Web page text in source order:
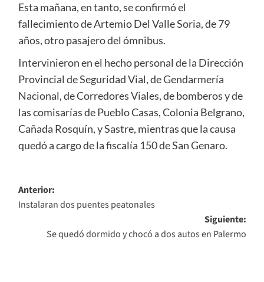
Esta mañana, en tanto, se confirmó el
fallecimiento de Artemio Del Valle Soria, de 79
años, otro pasajero del ómnibus.
Intervinieron en el hecho personal de la Dirección
Provincial de Seguridad Vial, de Gendarmería
Nacional, de Corredores Viales, de bomberos y de
las comisarías de Pueblo Casas, Colonia Belgrano,
Cañada Rosquín, y Sastre, mientras que la causa
quedó a cargo de la fiscalía 150 de San Genaro.
Navegación
de
entradas
Anterior:
Instalaran dos puentes peatonales
Siguiente:
Se quedó dormido y chocó a dos autos en Palermo